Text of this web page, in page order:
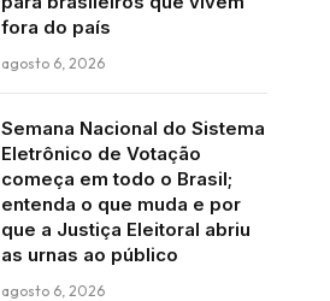
fora do país
agosto 6, 2026
Semana Nacional do Sistema
Eletrônico de Votação
começa em todo o Brasil;
entenda o que muda e por
que a Justiça Eleitoral abriu
as urnas ao público
agosto 6, 2026